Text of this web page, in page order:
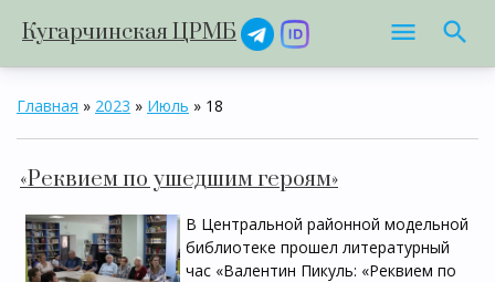
Кугарчинская ЦРМБ
Главная » 2023 » Июль » 18
«Реквием по ушедшим героям»
В Центральной районной модельной
библиотеке прошел литературный
час «Валентин Пикуль: «Реквием по